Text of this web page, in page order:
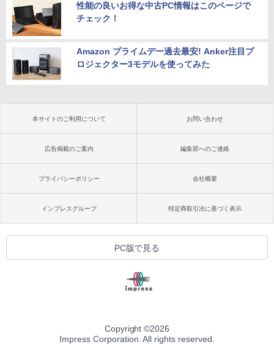
性能の良いお得な中古PC情報はこのページで
チェック！
Amazon プライムデー過去最安! Anker注目プ
ロジェクター3モデルを使ってみた
本サイトのご利用について お問い合わせ
広告掲載のご案内 編集部へのご連絡
プライバシーポリシー 会社概要
インプレスグループ 特定商取引法に基づく表示
PC版で見る
Copyright ©2026
Impress Corporation. All rights reserved.